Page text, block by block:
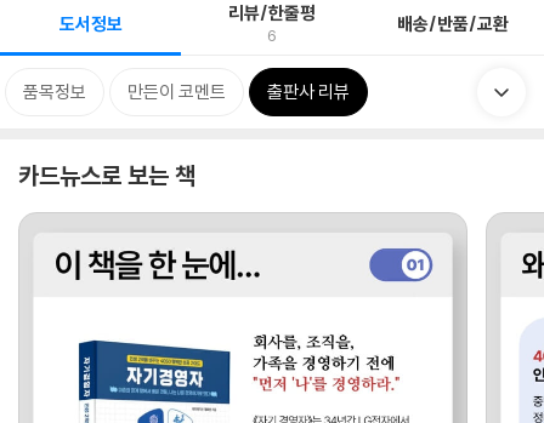
도서정보 리뷰/한줄평
6 배송/반품/교환
품목정보 만든이 코멘트 출판사 리뷰
카드뉴스로 보는 책